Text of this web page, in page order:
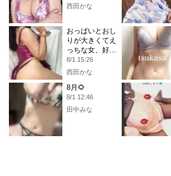
西田かな
おっぱいとおし
りが大きくてえ
っちな女、好
き？💕
8/1 15:26
西田かな
8月🌻
8/1 12:46
田中みな